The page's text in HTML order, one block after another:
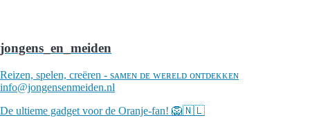
jongens_en_meiden
Reizen, spelen, creëren - sᴀᴍᴇɴ ᴅᴇ ᴡᴇʀᴇʟᴅ ᴏɴᴛᴅᴇᴋᴋᴇɴ
info@jongensenmeiden.nl
De ultieme gadget voor de Oranje-fan! 🦁🇳🇱